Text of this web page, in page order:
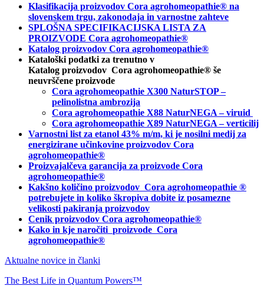
Klasifikacija proizvodov Cora agrohomeopathie® na
slovenskem trgu, zakonodaja in varnostne zahteve
SPLOŠNA SPECIFIKACIJSKA LISTA ZA
PROIZVODE Cora agrohomeopathie®
Katalog proizvodov Cora agrohomeopathie®
Kataloški podatki za trenutno v
Katalog proizvodov Cora agrohomeopathie® še
neuvrščene proizvode
Cora agrohomeopathie X300 NaturSTOP –
pelinolistna ambrozija
Cora agrohomeopathie X88 NaturNEGA – viruid
Cora agrohomeopathie X89 NaturNEGA – verticilij
Varnostni list za etanol 43% m/m, ki je nosilni medij za
energizirane učinkovine proizvodov Cora
agrohomeopathie®
Proizvajalčeva garancija za proizvode Cora
agrohomeopathie®
Kakšno količino proizvodov Cora agrohomeopathie ®
potrebujete in koliko škropiva dobite iz posamezne
velikosti pakiranja proizvodov
Cenik proizvodov Cora agrohomeopathie®
Kako in kje naročiti proizvode Cora
agrohomeopathie®
Aktualne novice in članki
The Best Life in Quantum Powers™